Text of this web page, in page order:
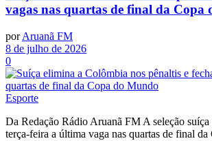
vagas nas quartas de final da Copa
por Aruanã FM
8 de julho de 2026
0
Esporte
Da Redação Rádio Aruanã FM A seleção suíça
terça-feira a última vaga nas quartas de final da